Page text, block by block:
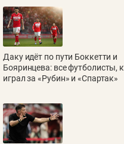
Даку идёт по пути Боккетти и
Бояринцева: все футболисты,
играл за «Рубин» и «Спартак»